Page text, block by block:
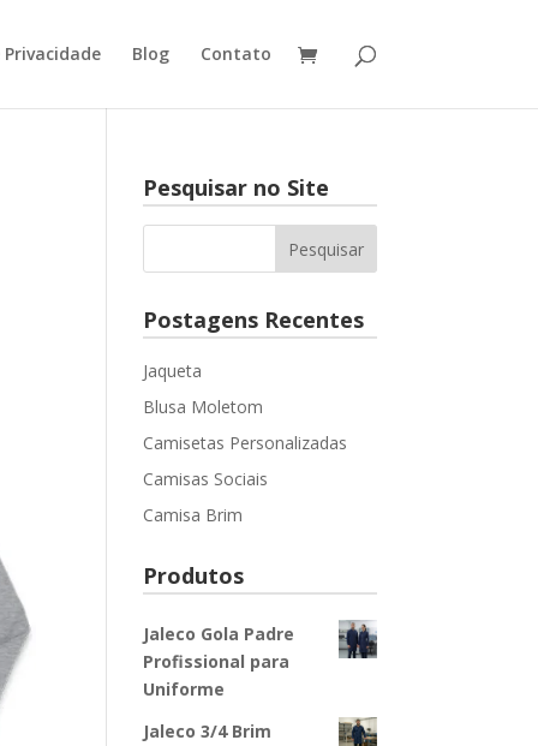
Blog Contato
Pesquisar no Site
Postagens Recentes
Jaqueta
Blusa Moletom
Camisetas Personalizadas
Camisas Sociais
Camisa Brim
Produtos
Jaleco Gola Padre
Profissional para
Uniforme
Jaleco 3/4 Brim